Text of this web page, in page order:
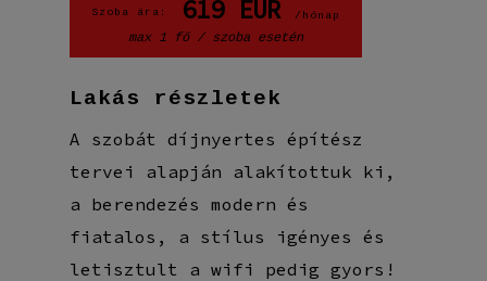
Szoba ára: 619 EUR /hónap
max 1 fő / szoba esetén
Lakás részletek
A szobát díjnyertes építész
tervei alapján alakítottuk ki,
a berendezés modern és
fiatalos, a stílus igényes és
letisztult a wifi pedig gyors!